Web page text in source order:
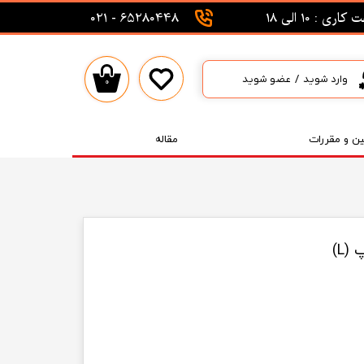
و مقررات مقاله
: 10 الی 18 65280448 - 021
۰ وارد شوید / عضو شوید
حساب کاربری من
تغییر گذر واژه